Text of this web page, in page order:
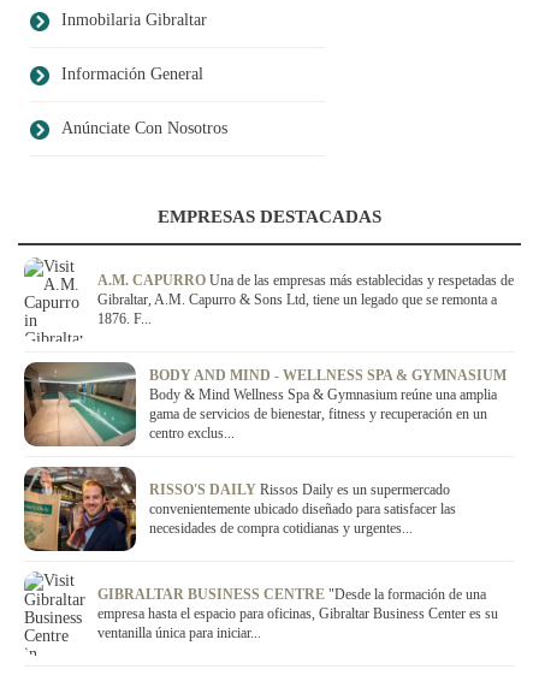
Inmobilaria Gibraltar
Información General
Anúnciate Con Nosotros
EMPRESAS DESTACADAS
A.M. CAPURRO Una de las empresas más establecidas y respetadas de
Gibraltar, A.M. Capurro & Sons Ltd, tiene un legado que se remonta a
1876. F...
BODY AND MIND - WELLNESS SPA & GYMNASIUM
Body & Mind Wellness Spa & Gymnasium reúne una amplia
gama de servicios de bienestar, fitness y recuperación en un
centro exclus...
RISSO'S DAILY Rissos Daily es un supermercado
convenientemente ubicado diseñado para satisfacer las
necesidades de compra cotidianas y urgentes...
GIBRALTAR BUSINESS CENTRE "Desde la formación de una
empresa hasta el espacio para oficinas, Gibraltar Business Center es su
ventanilla única para iniciar...